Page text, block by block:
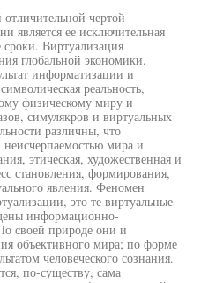
чертой
является ее исключительная
Виртуализация
глобальной экономики.
информатизации и
реальность,
физическому миру и
симулякров и виртуальных
различны, что
неисчерпаемостью мира и
этическая, художественная и
становления, формирования,
явления. Феномен
это те виртуальные
информационно-
своей природе они и
объективного мира; по форме
человеческого сознания.
по-существу, сама